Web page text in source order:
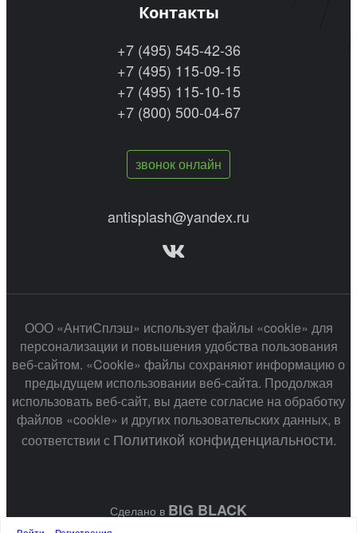
Контакты
+7 (495) 545-42-36
+7 (495) 115-09-15
+7 (495) 115-10-15
+7 (800) 500-04-67
звонок онлайн
antisplash@yandex.ru
ООО «АнтиСплэш» использует файлы «cookie» для
персонализации и повышения удобства пользования
веб-сайтом. «Cookie» файлы сохраняют информацию о
предыдущем использовании веб-сайта. Продолжая
использовать веб-сайт, вы даете согласие на обработку
файлов «cookie» и других пользовательских данных, в
соответствии с Политикой конфиденциальности.
Сделано в BIG BLACK